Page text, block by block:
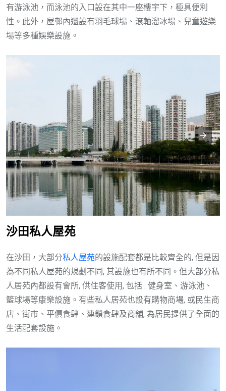
有游泳池，而泳池的入口設在其中一座樓宇下，極具便利
性。此外，屋邨內還設有羽毛球場、滾軸溜冰場、兒童遊樂
場等多種娛樂設施。
沙田私人屋苑
在沙田，大部分私人屋苑的設施配套都是比較齊全的, 但是因
為不同私人屋苑的規劃不同, 其設施也有所不同。但大部分私
人居苑內都設有會所, 供住客使用, 包括 : 健身室、游泳池、
籃球場等康樂設施。有些私人居苑也設有購物商場, 或民生商
店、街市、平價食肆、連鎖食肆及商舖, 為居民提供了全面的
生活配套設施。